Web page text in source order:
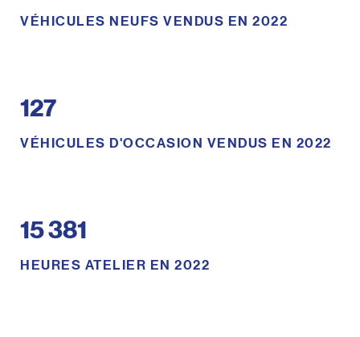
VÉHICULES NEUFS VENDUS EN 2022
127
VÉHICULES D'OCCASION VENDUS EN 2022
15 381
HEURES ATELIER EN 2022